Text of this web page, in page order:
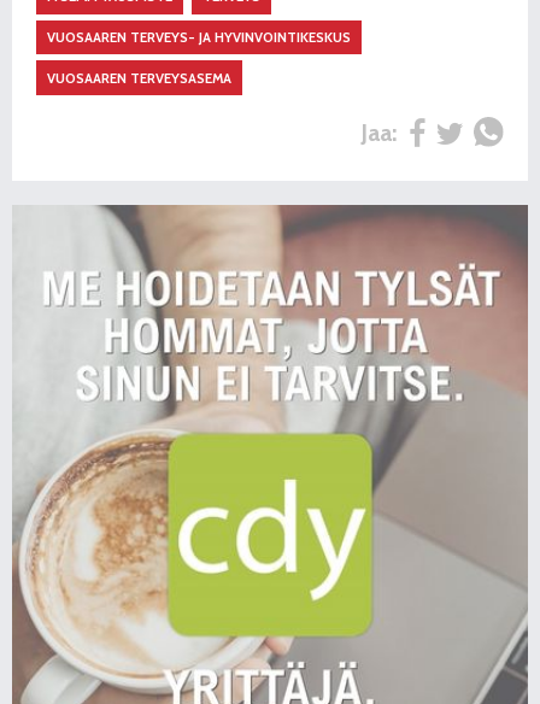
VUOSAAREN TERVEYS- JA HYVINVOINTIKESKUS
VUOSAAREN TERVEYSASEMA
Jaa: